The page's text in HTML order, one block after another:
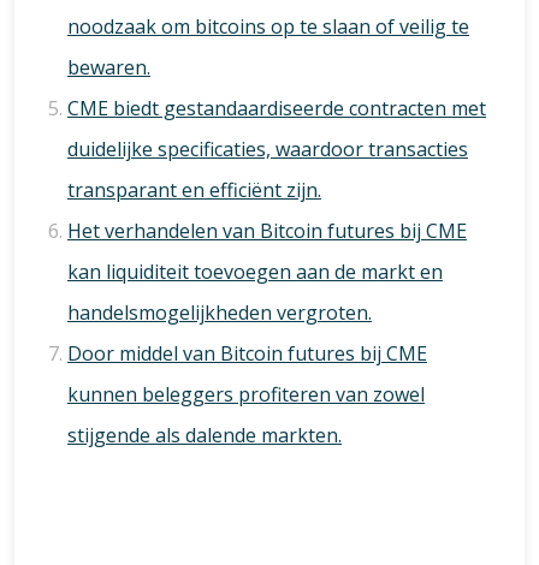
noodzaak om bitcoins op te slaan of veilig te
bewaren.
CME biedt gestandaardiseerde contracten met
duidelijke specificaties, waardoor transacties
transparant en efficiënt zijn.
Het verhandelen van Bitcoin futures bij CME
kan liquiditeit toevoegen aan de markt en
handelsmogelijkheden vergroten.
Door middel van Bitcoin futures bij CME
kunnen beleggers profiteren van zowel
stijgende als dalende markten.